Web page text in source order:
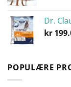
Dr.
kr
POPULÆRE